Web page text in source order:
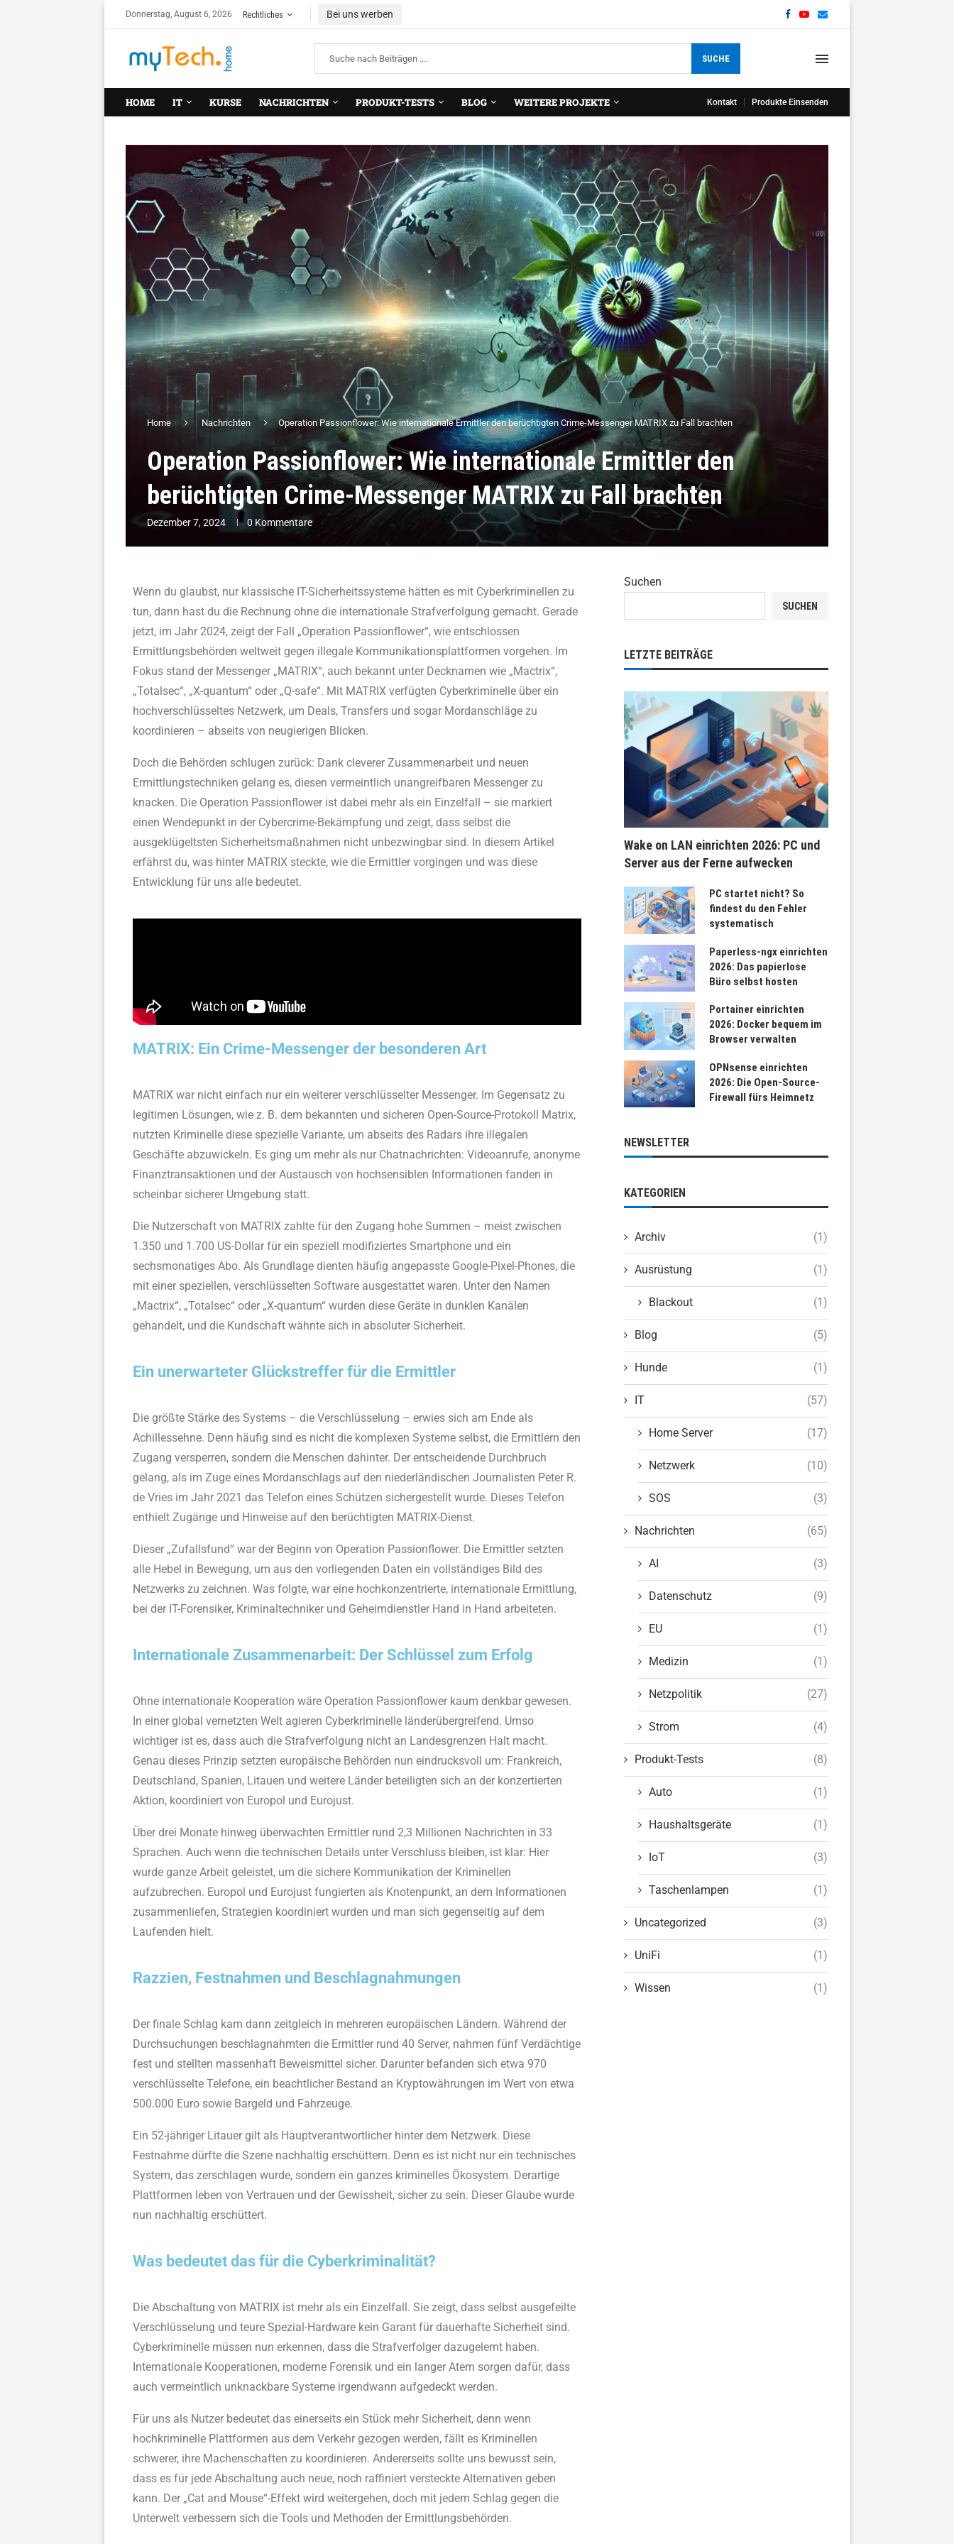
Donnerstag, August 6, 2026 Rechtliches Bei uns werben
SUCHE
HOME IT KURSE NACHRICHTEN PRODUKT-TESTS BLOG WEITERE PROJEKTE Kontakt Produkte Einsenden
Home Nachrichten Operation Passionflower: Wie internationale Ermittler den berüchtigten Crime-Messenger MATRIX zu Fall brachten
Operation Passionflower: Wie internationale Ermittler den
berüchtigten Crime-Messenger MATRIX zu Fall brachten
Dezember 7, 2024 0 Kommentare
Wenn du glaubst, nur klassische IT-Sicherheitssysteme hätten es mit Cyberkriminellen zu
tun, dann hast du die Rechnung ohne die internationale Strafverfolgung gemacht. Gerade
jetzt, im Jahr 2024, zeigt der Fall „Operation Passionflower“, wie entschlossen
Ermittlungsbehörden weltweit gegen illegale Kommunikationsplattformen vorgehen. Im
Fokus stand der Messenger „MATRIX“, auch bekannt unter Decknamen wie „Mactrix“,
„Totalsec“, „X-quantum“ oder „Q-safe“. Mit MATRIX verfügten Cyberkriminelle über ein
hochverschlüsseltes Netzwerk, um Deals, Transfers und sogar Mordanschläge zu
koordinieren – abseits von neugierigen Blicken.
Doch die Behörden schlugen zurück: Dank cleverer Zusammenarbeit und neuen
Ermittlungstechniken gelang es, diesen vermeintlich unangreifbaren Messenger zu
knacken. Die Operation Passionflower ist dabei mehr als ein Einzelfall – sie markiert
einen Wendepunkt in der Cybercrime-Bekämpfung und zeigt, dass selbst die
ausgeklügeltsten Sicherheitsmaßnahmen nicht unbezwingbar sind. In diesem Artikel
erfährst du, was hinter MATRIX steckte, wie die Ermittler vorgingen und was diese
Entwicklung für uns alle bedeutet.
MATRIX: Ein Crime-Messenger der besonderen Art
MATRIX war nicht einfach nur ein weiterer verschlüsselter Messenger. Im Gegensatz zu
legitimen Lösungen, wie z. B. dem bekannten und sicheren Open-Source-Protokoll Matrix,
nutzten Kriminelle diese spezielle Variante, um abseits des Radars ihre illegalen
Geschäfte abzuwickeln. Es ging um mehr als nur Chatnachrichten: Videoanrufe, anonyme
Finanztransaktionen und der Austausch von hochsensiblen Informationen fanden in
scheinbar sicherer Umgebung statt.
Die Nutzerschaft von MATRIX zahlte für den Zugang hohe Summen – meist zwischen
1.350 und 1.700 US-Dollar für ein speziell modifiziertes Smartphone und ein
sechsmonatiges Abo. Als Grundlage dienten häufig angepasste Google-Pixel-Phones, die
mit einer speziellen, verschlüsselten Software ausgestattet waren. Unter den Namen
„Mactrix“, „Totalsec“ oder „X-quantum“ wurden diese Geräte in dunklen Kanälen
gehandelt, und die Kundschaft wähnte sich in absoluter Sicherheit.
Ein unerwarteter Glückstreffer für die Ermittler
Die größte Stärke des Systems – die Verschlüsselung – erwies sich am Ende als
Achillessehne. Denn häufig sind es nicht die komplexen Systeme selbst, die Ermittlern den
Zugang versperren, sondern die Menschen dahinter. Der entscheidende Durchbruch
gelang, als im Zuge eines Mordanschlags auf den niederländischen Journalisten Peter R.
de Vries im Jahr 2021 das Telefon eines Schützen sichergestellt wurde. Dieses Telefon
enthielt Zugänge und Hinweise auf den berüchtigten MATRIX-Dienst.
Dieser „Zufallsfund“ war der Beginn von Operation Passionflower. Die Ermittler setzten
alle Hebel in Bewegung, um aus den vorliegenden Daten ein vollständiges Bild des
Netzwerks zu zeichnen. Was folgte, war eine hochkonzentrierte, internationale Ermittlung,
bei der IT-Forensiker, Kriminaltechniker und Geheimdienstler Hand in Hand arbeiteten.
Internationale Zusammenarbeit: Der Schlüssel zum Erfolg
Ohne internationale Kooperation wäre Operation Passionflower kaum denkbar gewesen.
In einer global vernetzten Welt agieren Cyberkriminelle länderübergreifend. Umso
wichtiger ist es, dass auch die Strafverfolgung nicht an Landesgrenzen Halt macht.
Genau dieses Prinzip setzten europäische Behörden nun eindrucksvoll um: Frankreich,
Deutschland, Spanien, Litauen und weitere Länder beteiligten sich an der konzertierten
Aktion, koordiniert von Europol und Eurojust.
Über drei Monate hinweg überwachten Ermittler rund 2,3 Millionen Nachrichten in 33
Sprachen. Auch wenn die technischen Details unter Verschluss bleiben, ist klar: Hier
wurde ganze Arbeit geleistet, um die sichere Kommunikation der Kriminellen
aufzubrechen. Europol und Eurojust fungierten als Knotenpunkt, an dem Informationen
zusammenliefen, Strategien koordiniert wurden und man sich gegenseitig auf dem
Laufenden hielt.
Razzien, Festnahmen und Beschlagnahmungen
Der finale Schlag kam dann zeitgleich in mehreren europäischen Ländern. Während der
Durchsuchungen beschlagnahmten die Ermittler rund 40 Server, nahmen fünf Verdächtige
fest und stellten massenhaft Beweismittel sicher. Darunter befanden sich etwa 970
verschlüsselte Telefone, ein beachtlicher Bestand an Kryptowährungen im Wert von etwa
500.000 Euro sowie Bargeld und Fahrzeuge.
Ein 52-jähriger Litauer gilt als Hauptverantwortlicher hinter dem Netzwerk. Diese
Festnahme dürfte die Szene nachhaltig erschüttern. Denn es ist nicht nur ein technisches
System, das zerschlagen wurde, sondern ein ganzes kriminelles Ökosystem. Derartige
Plattformen leben von Vertrauen und der Gewissheit, sicher zu sein. Dieser Glaube wurde
nun nachhaltig erschüttert.
Was bedeutet das für die Cyberkriminalität?
Die Abschaltung von MATRIX ist mehr als ein Einzelfall. Sie zeigt, dass selbst ausgefeilte
Verschlüsselung und teure Spezial-Hardware kein Garant für dauerhafte Sicherheit sind.
Cyberkriminelle müssen nun erkennen, dass die Strafverfolger dazugelernt haben.
Internationale Kooperationen, moderne Forensik und ein langer Atem sorgen dafür, dass
auch vermeintlich unknackbare Systeme irgendwann aufgedeckt werden.
Für uns als Nutzer bedeutet das einerseits ein Stück mehr Sicherheit, denn wenn
hochkriminelle Plattformen aus dem Verkehr gezogen werden, fällt es Kriminellen
schwerer, ihre Machenschaften zu koordinieren. Andererseits sollte uns bewusst sein,
dass es für jede Abschaltung auch neue, noch raffiniert versteckte Alternativen geben
kann. Der „Cat and Mouse“-Effekt wird weitergehen, doch mit jedem Schlag gegen die
Unterwelt verbessern sich die Tools und Methoden der Ermittlungsbehörden.
Suchen
SUCHEN
LETZTE BEITRÄGE
Wake on LAN einrichten 2026: PC und
Server aus der Ferne aufwecken
PC startet nicht? So
findest du den Fehler
systematisch
Paperless-ngx einrichten
2026: Das papierlose
Büro selbst hosten
Portainer einrichten
2026: Docker bequem im
Browser verwalten
OPNsense einrichten
2026: Die Open-Source-
Firewall fürs Heimnetz
NEWSLETTER
KATEGORIEN
Archiv (1)
Ausrüstung (1)
Blackout (1)
Blog (5)
Hunde (1)
IT (57)
Home Server (17)
Netzwerk (10)
SOS (3)
Nachrichten (65)
AI (3)
Datenschutz (9)
EU (1)
Medizin (1)
Netzpolitik (27)
Strom (4)
Produkt-Tests (8)
Auto (1)
Haushaltsgeräte (1)
IoT (3)
Taschenlampen (1)
Uncategorized (3)
UniFi (1)
Wissen (1)